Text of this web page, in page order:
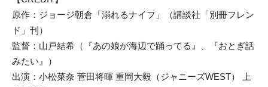
原作：ジョージ朝倉「溺れるナイフ」（講談社「別冊フレン
ド」刊）
監督：山戸結希（『あの娘が海辺で踊ってる』、『おとぎ話
みたい』）
出演：小松菜奈 菅田将暉 重岡大毅（ジャニーズWEST） 上